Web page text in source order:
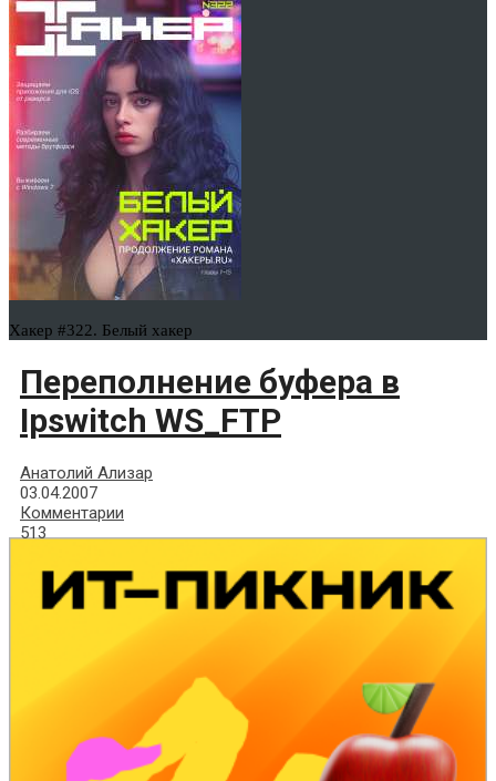
Хакер #322. Белый хакер
Переполнение буфера в
Ipswitch WS_FTP
Анатолий Ализар
03.04.2007
Комментарии
513